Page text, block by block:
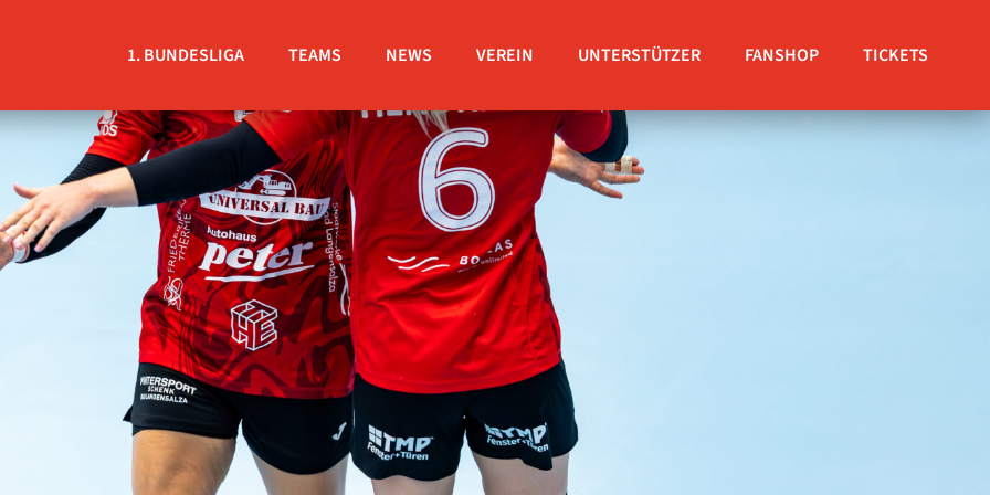
1. BUNDESLIGA TEAMS NEWS VEREIN UNTERSTÜTZER FANSHOP TICKETS